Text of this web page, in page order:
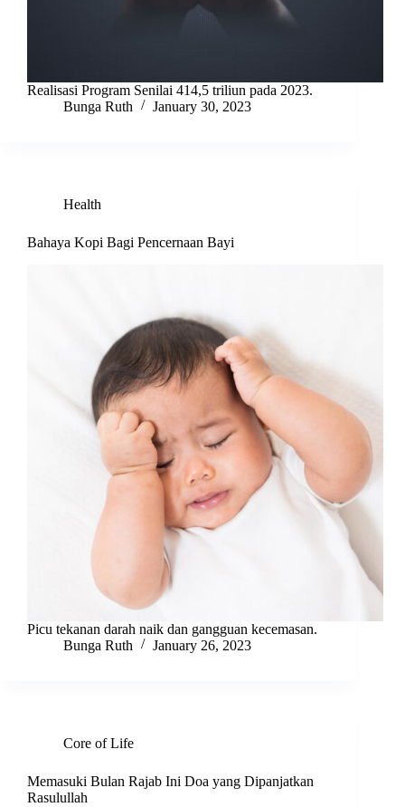
Realisasi Program Senilai 414,5 triliun pada 2023.
Bunga Ruth
January 30, 2023
Health
Bahaya Kopi Bagi Pencernaan Bayi
Picu tekanan darah naik dan gangguan kecemasan.
Bunga Ruth
January 26, 2023
Core of Life
Memasuki Bulan Rajab Ini Doa yang Dipanjatkan
Rasulullah